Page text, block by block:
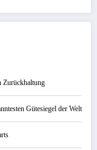
Zurückhaltung
Gütesiegel der Welt